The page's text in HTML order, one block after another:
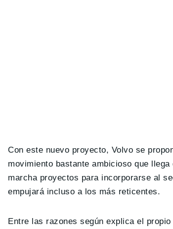
Con este nuevo proyecto, Volvo se
movimiento bastante ambicioso que
marcha proyectos para incorporarse al
empujará incluso a los más reticentes.
Entre las razones según explica el